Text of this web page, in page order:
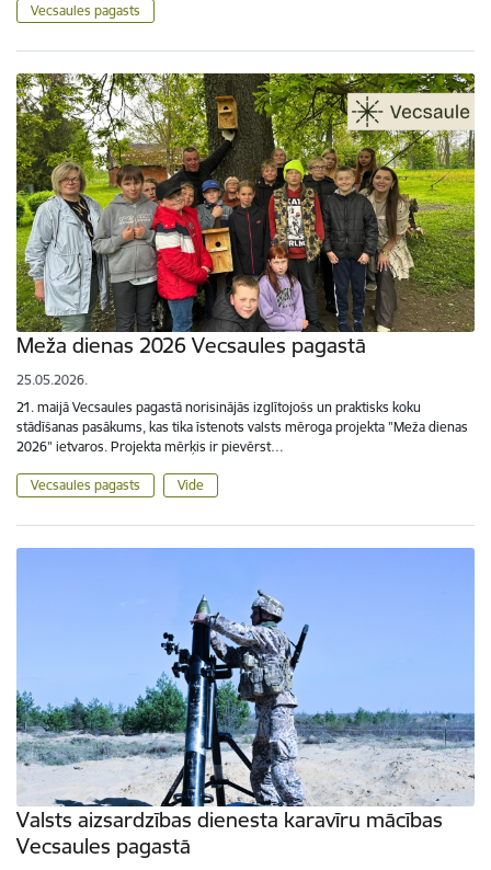
Vecsaules pagasts
Meža dienas 2026 Vecsaules pagastā
25.05.2026.
21. maijā Vecsaules pagastā norisinājās izglītojošs un praktisks koku
stādīšanas pasākums, kas tika īstenots valsts mēroga projekta "Meža dienas
2026" ietvaros. Projekta mērķis ir pievērst…
Vecsaules pagasts Vide
Valsts aizsardzības dienesta karavīru mācības
Vecsaules pagastā